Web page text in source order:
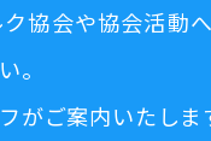
ク協会や協会活動
。
がご案内いたしま